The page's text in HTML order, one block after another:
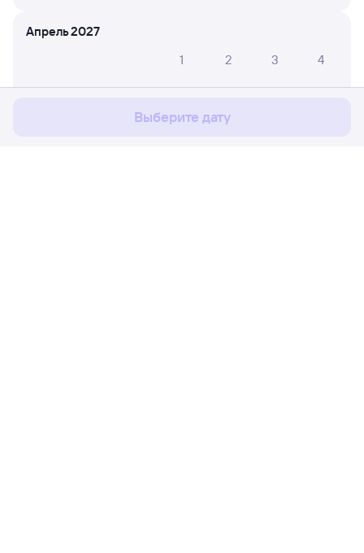
Мы используем cookies для более удобной работы
Апрель 2027
1
2 3 4
Выберите дату